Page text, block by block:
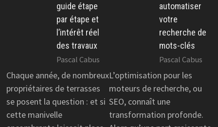
guide étape
par étape et
l’intérêt réel
des travaux
Pascal Cabus
Chaque année, de nombreux
propriétaires de terrasses
se posent la question : et si
cette manivelle
automatiser
votre
recherche de
mots-clés
Pascal Cabus
L’optimisation pour les
moteurs de recherche, ou
SEO, connaît une
transformation profonde.